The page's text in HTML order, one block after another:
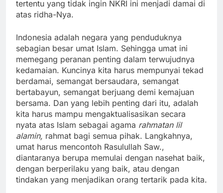
tertentu yang tidak ingin NKRI ini menjadi damai di
atas ridha-Nya.
Indonesia adalah negara yang penduduknya
sebagian besar umat Islam. Sehingga umat ini
memegang peranan penting dalam terwujudnya
kedamaian. Kuncinya kita harus mempunyai tekad
berdamai, semangat bersaudara, semangat
bertabayun, semangat berjuang demi kemajuan
bersama. Dan yang lebih penting dari itu, adalah
kita harus mampu mengaktualisasikan secara
nyata atas Islam sebagai agama rahmatan lil
alamin, rahmat bagi semua pihak. Langkahnya,
umat harus mencontoh Rasulullah Saw.,
diantaranya berupa memulai dengan nasehat baik,
dengan berperilaku yang baik, atau dengan
tindakan yang menjadikan orang tertarik pada kita.